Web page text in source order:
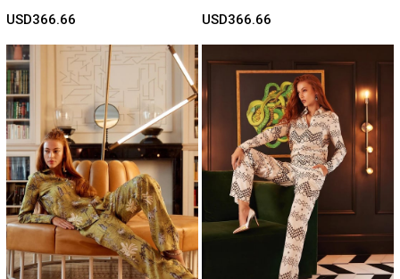
USD366.66 USD366.66